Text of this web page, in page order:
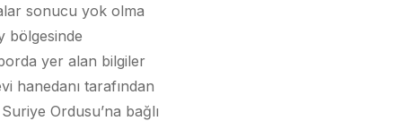
sonucu yok olma
bölgesinde
yer alan bilgiler
hanedanı tarafından
Ordusu’na bağlı